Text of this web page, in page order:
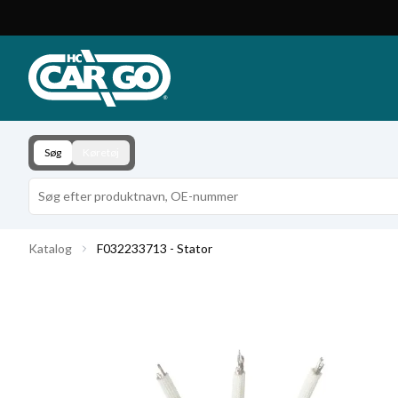
Download
Kontakt
Søg
Katalog F032233713 - Stator